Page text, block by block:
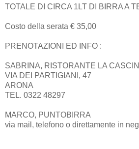
TOTALE DI CIRCA 1LT DI BIRRA A
Costo della serata € 35,00
PRENOTAZIONI ED INFO :
SABRINA, RISTORANTE LA
VIA DEI PARTIGIANI, 47
ARONA
TEL. 0322 48297
MARCO, PUNTOBIRRA
via mail, telefono o direttamente in